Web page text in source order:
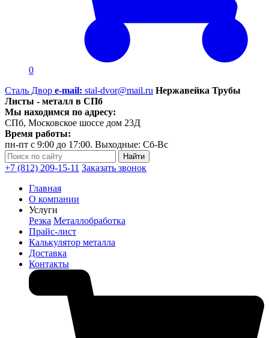
0
Сталь Двор e-mail: stal-dvor@mail.ru Нержавейка Трубы
Листы - металл в СПб
Мы находимся по адресу:
СПб, Московское шоссе дом 23Д
Время работы:
пн-пт с 9:00 до 17:00. Выходные: Сб-Вс
+7 (812) 209-15-11 Заказать звонок
Главная
О компании
Услуги
Резка Металлобработка
Прайс-лист
Калькулятор металла
Доставка
Контакты